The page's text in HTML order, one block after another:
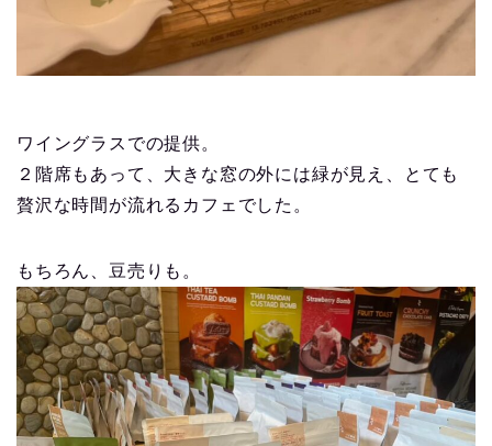
ワイングラスでの提供。
２階席もあって、大きな窓の外には緑が見え、とても
贅沢な時間が流れるカフェでした。
もちろん、豆売りも。